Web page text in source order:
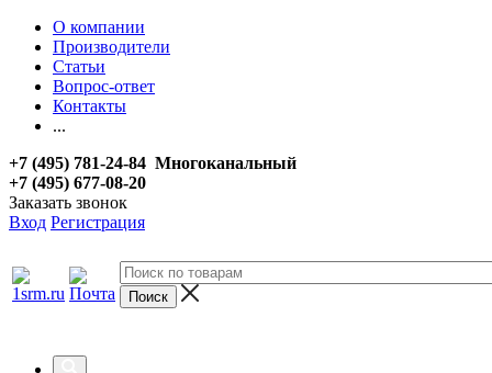
О компании
Производители
Статьи
Вопрос-ответ
Контакты
...
+7 (495) 781-24-84 Многоканальный
+7 (495) 677-08-20
Заказать звонок
Вход Регистрация